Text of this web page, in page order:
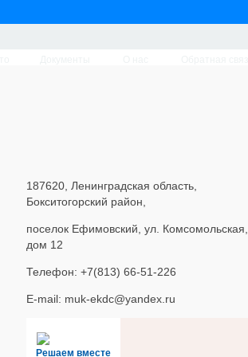
187620, Ленинградская область,
Бокситогорский район,
поселок Ефимовский, ул. Комсомольская,
дом 12
Телефон: +7(813) 66-51-226
E-mail: muk-ekdc@yandex.ru
Решаем вместе